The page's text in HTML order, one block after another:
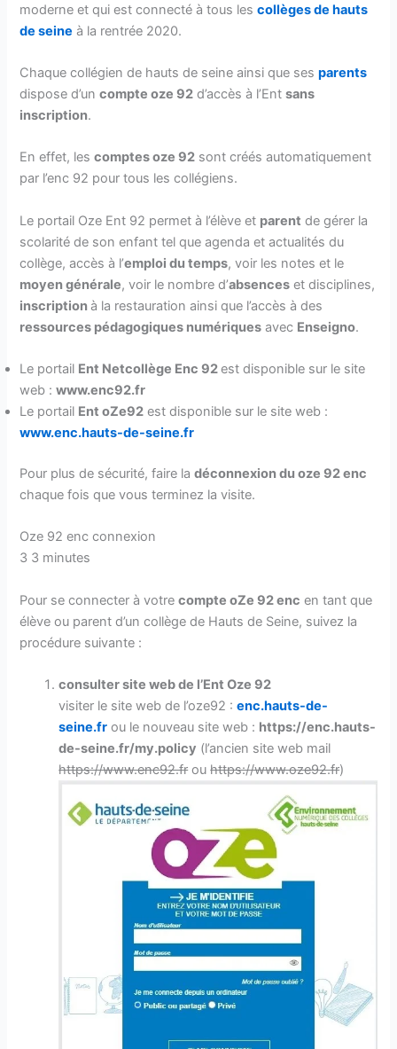
moderne et qui est connecté à tous lescollèges de hauts
de seine à la rentrée 2020.
Chaque collégien de hauts de seine ainsi que sesparents
dispose d’uncompte oze 92 d’accès à l’Entsans
inscription.
En effet, lescomptes oze 92 sont créés automatiquement
par l’enc 92 pour tous les collégiens.
Le portail Oze Ent 92 permet à l’élève et parent de gérer la
scolarité de son enfant tel que agenda et actualités du
collège, accès à l’emploi du temps, voir les notes et le
moyen générale, voir le nombre d’absences et disciplines,
inscriptionà la restauration ainsi que l’accès à des
ressources pédagogiques numériques avec Enseigno.
Le portail Ent Netcollège Enc 92est disponible sur le site
web :www.enc92.fr
Le portail Ent oZe92 est disponible sur le site web :
www.enc.hauts-de-seine.fr
Pour plus de sécurité, faire ladéconnexion du oze 92 enc
chaque fois que vous terminez la visite.
Oze 92 enc connexion
3 3 minutes
Pour se connecter à votrecompte oZe 92 enc en tant que
élève ou parent d’un collège de Hauts de Seine, suivez la
procédure suivante :
consulter site web de l’Ent Oze 92
visiter le site web de l’oze92 :enc.hauts-de-
seine.fr ou le nouveau site web : https://enc.hauts-
de-seine.fr/my.policy (l’ancien site web mail
https://www.enc92.frouhttps://www.oze92.fr)